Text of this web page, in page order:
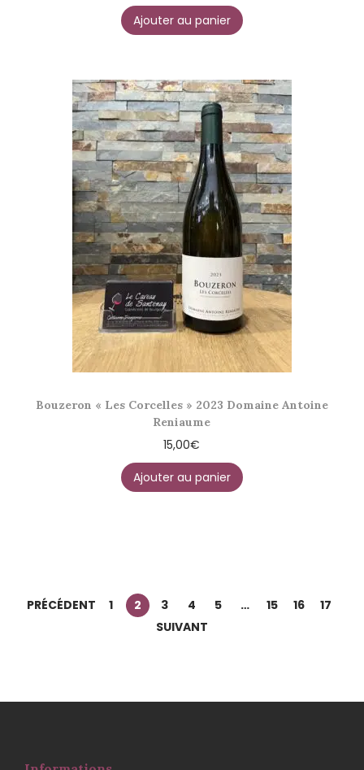
Ajouter au panier
Bouzeron « Les Corcelles » 2023 Domaine Antoine
Reniaume
15,00€
Ajouter au panier
PRÉCÉDENT 1 2 3 4 5 … 15 16
17
SUIVANT